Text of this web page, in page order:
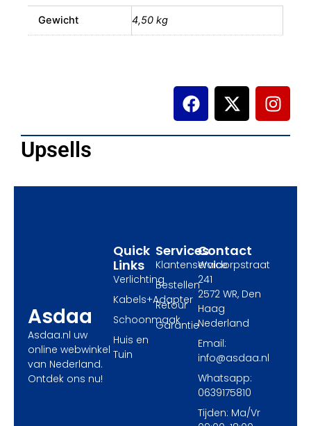
Gewicht 4,50 kg
F
a
o
X
-
t
I
n
g
Upsells
Asdaa
Asdaa.nl uw
online webwinkel
van Nederland.
Ontdek ons nu!
Services
Klantenservice
Bestellen
Retour
Garantie
Quick
Links
Verlichting
Kabels+Adapter
Schoonmaak
Huis en
Tuin
Contact
Waldorpstraat
241
2572 WR, Den
Haag
Nederland
Email:
info@asdaa.nl
Whatsapp:
0639175810
Tijden: Ma/Vr